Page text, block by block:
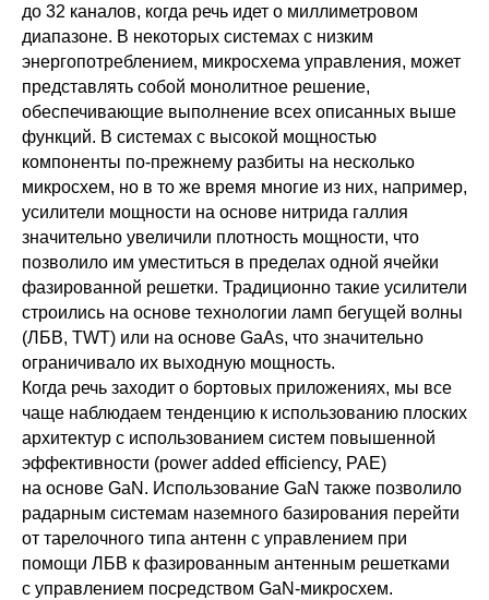
до 32 каналов, когда речь идет о миллиметровом
диапазоне. В некоторых системах с низким
энергопотреблением, микросхема управления, может
представлять собой монолитное решение,
обеспечивающие выполнение всех описанных выше
функций. В системах с высокой мощностью
компоненты по-прежнему разбиты на несколько
микросхем, но в то же время многие из них, например,
усилители мощности на основе нитрида галлия
значительно увеличили плотность мощности, что
позволило им уместиться в пределах одной ячейки
фазированной решетки. Традиционно такие усилители
строились на основе технологии ламп бегущей волны
(ЛБВ, TWT) или на основе GaAs, что значительно
ограничивало их выходную мощность.
Когда речь заходит о бортовых приложениях, мы все
чаще наблюдаем тенденцию к использованию плоских
архитектур с использованием систем повышенной
эффективности (power added efficiency, PAE)
на основе GaN. Использование GaN также позволило
радарным системам наземного базирования перейти
от тарелочного типа антенн с управлением при
помощи ЛБВ к фазированным антенным решетками
с управлением посредством GaN-микросхем.